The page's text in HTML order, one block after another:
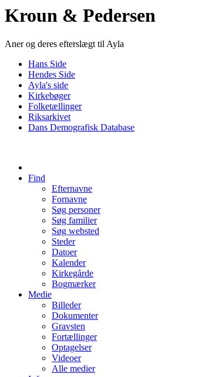
Kroun & Pedersen
Aner og deres efterslægt til Ayla
Hans Side
Hendes Side
Ayla's side
Kirkebøger
Folketællinger
Riksarkivet
Dans Demografisk Database
Find
Efternavne
Fornavne
Søg personer
Søg familier
Søg websted
Steder
Datoer
Kalender
Kirkegårde
Bogmærker
Medie
Billeder
Dokumenter
Gravsten
Fortællinger
Optagelser
Videoer
Alle medier